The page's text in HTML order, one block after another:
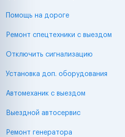
Помощь на дороге
Ремонт спецтехники с выездом
Отключить сигнализацию
Установка доп. оборудования
Автомеханик с выездом
Выездной автосервис
Ремонт генератора